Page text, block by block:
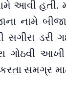
આવી હતી.
નામે
ડરી
આખી
કરતા સમગ્ર